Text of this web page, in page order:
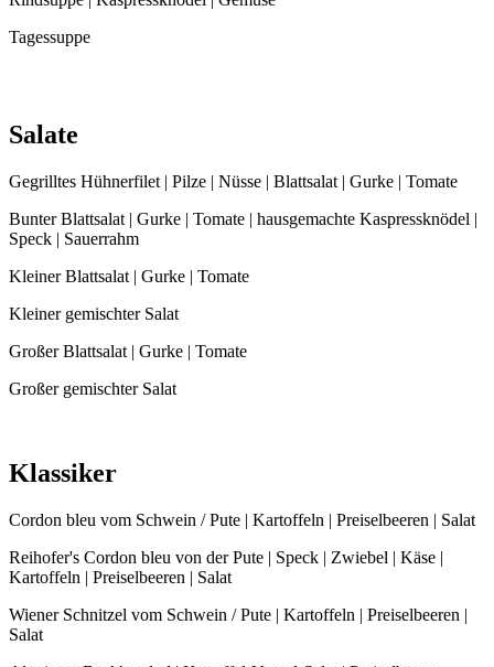
Tagessuppe
Salate
Gegrilltes Hühnerfilet | Pilze | Nüsse | Blattsalat | Gurke | Tomate
Bunter Blattsalat | Gurke | Tomate | hausgemachte Kaspressknödel |
Speck | Sauerrahm
Kleiner Blattsalat | Gurke | Tomate
Kleiner gemischter Salat
Großer Blattsalat | Gurke | Tomate
Großer gemischter Salat
Klassiker
Cordon bleu vom Schwein / Pute | Kartoffeln | Preiselbeeren | Salat
Reihofer's Cordon bleu von der Pute | Speck | Zwiebel | Käse |
Kartoffeln | Preiselbeeren | Salat
Wiener Schnitzel vom Schwein / Pute | Kartoffeln | Preiselbeeren |
Salat